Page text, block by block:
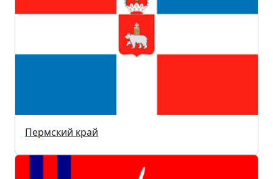
Пермский край